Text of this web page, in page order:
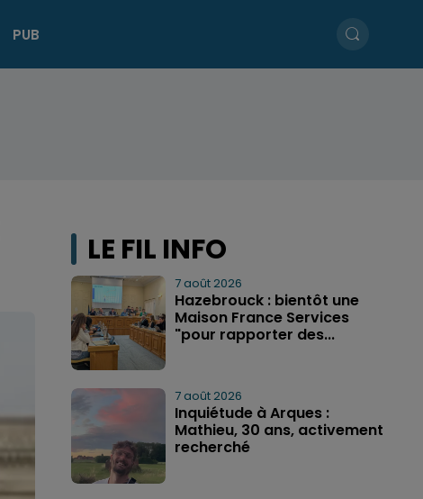
PUB
LE FIL INFO
7 août 2026
Hazebrouck : bientôt une
Maison France Services
"pour rapporter des...
7 août 2026
Inquiétude à Arques :
Mathieu, 30 ans, activement
recherché